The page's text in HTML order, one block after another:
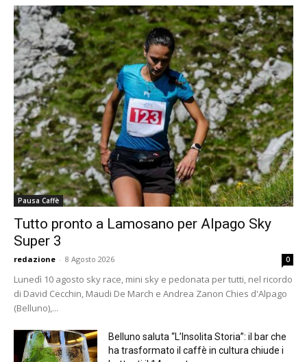
Pausa Caffè
Tutto pronto a Lamosano per Alpago Sky
Super 3
redazione - 8 Agosto 2026 0
Lunedì 10 agosto sky race, mini sky e pedonata per tutti, nel ricordo
di David Cecchin, Maudi De March e Andrea Zanon Chies d'Alpago
(Belluno),...
Belluno saluta “L’Insolita Storia”: il bar che
ha trasformato il caffè in cultura chiude i